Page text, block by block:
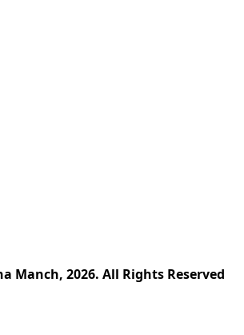
Manch, 2026. All Rights Reserved